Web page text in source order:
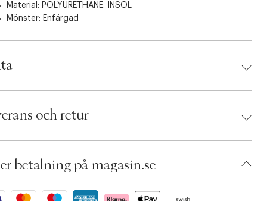
Material: POLYURETHANE. INSOL
Mönster: Enfärgad
8447542996644
S15446390
och retur
betalning på magasin.se